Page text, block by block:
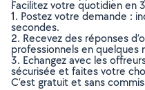
Facilitez votre quotidien en
1. Postez votre demande :
secondes.
2. Recevez des réponses
professionnels en quelques
3. Echangez avec les
sécurisée et faites votre
C’est gratuit et sans